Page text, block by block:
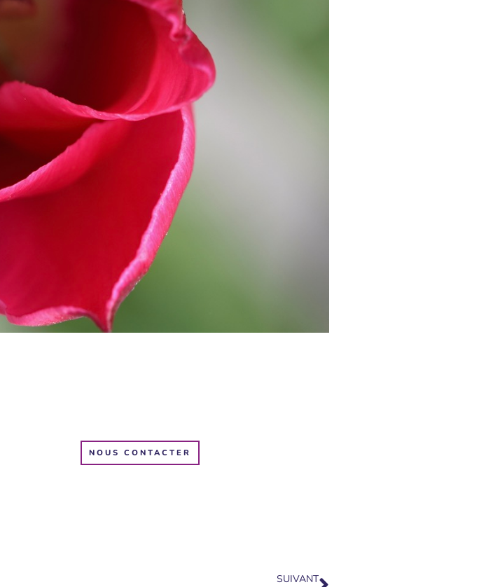
NOUS CONTACTER
SUIVANT